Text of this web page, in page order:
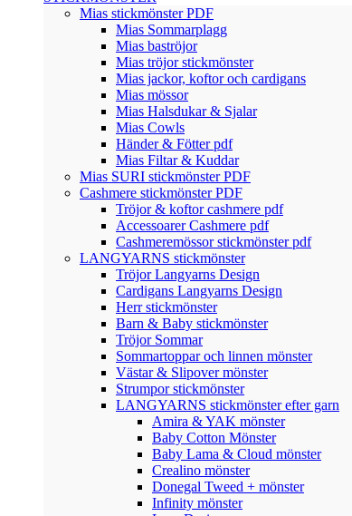
Mias stickmönster PDF
Mias Sommarplagg
Mias baströjor
Mias tröjor stickmönster
Mias jackor, koftor och cardigans
Mias mössor
Mias Halsdukar & Sjalar
Mias Cowls
Händer & Fötter pdf
Mias Filtar & Kuddar
Mias SURI stickmönster PDF
Cashmere stickmönster PDF
Tröjor & koftor cashmere pdf
Accessoarer Cashmere pdf
Cashmeremössor stickmönster pdf
LANGYARNS stickmönster
Tröjor Langyarns Design
Cardigans Langyarns Design
Herr stickmönster
Barn & Baby stickmönster
Tröjor Sommar
Sommartoppar och linnen mönster
Västar & Slipover mönster
Strumpor stickmönster
LANGYARNS stickmönster efter garn
Amira & YAK mönster
Baby Cotton Mönster
Baby Lama & Cloud mönster
Crealino mönster
Donegal Tweed + mönster
Infinity mönster